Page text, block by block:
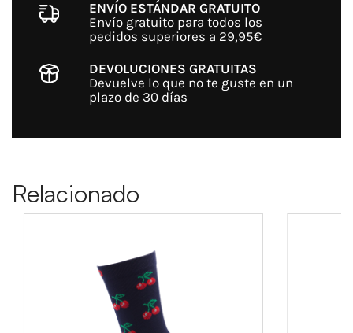
ENVÍO ESTÁNDAR GRATUITO
Envío gratuito para todos los
pedidos superiores a 29,95€
DEVOLUCIONES GRATUITAS
Devuelve lo que no te guste en un
plazo de 30 días
Relacionado